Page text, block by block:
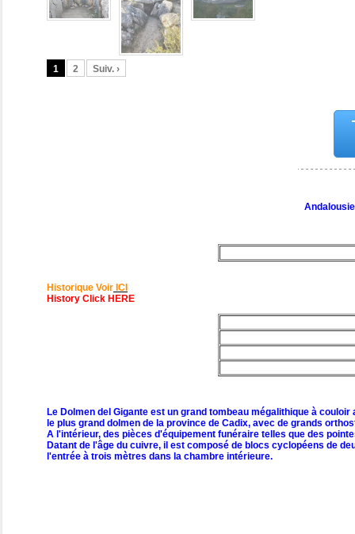
1 2 Suiv. ›
Historique Voir ICI
History Click HERE
Le Dolmen del Gigante est un grand tombeau mégalithique à
le plus grand dolmen de la province de Cadix, avec de grands
A l'intérieur, des pièces d'équipement funéraire telles que des
Datant de l'âge du cuivre, il est composé de blocs cyclopéens de
l'entrée à trois mètres dans la chambre intérieure.